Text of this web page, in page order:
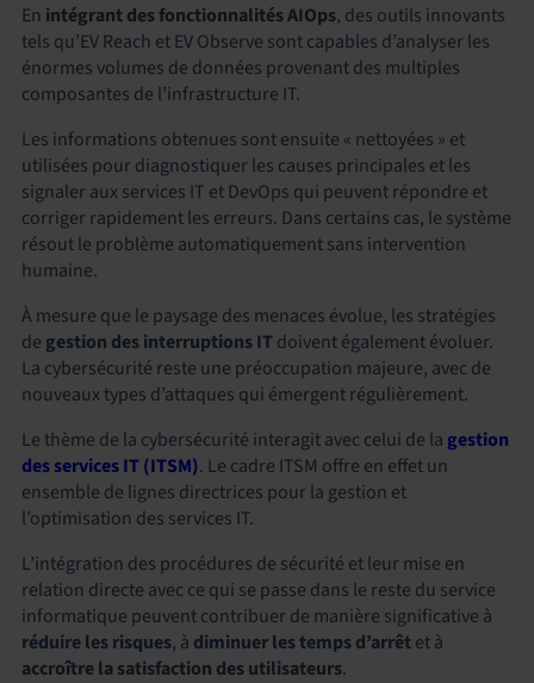
En intégrant des fonctionnalités AIOps, des outils innovants
tels qu’EV Reach et EV Observe sont capables d’analyser les
énormes volumes de données provenant des multiples
composantes de l’infrastructure IT.
Les informations obtenues sont ensuite « nettoyées » et
utilisées pour diagnostiquer les causes principales et les
signaler aux services IT et DevOps qui peuvent répondre et
corriger rapidement les erreurs. Dans certains cas, le système
résout le problème automatiquement sans intervention
humaine.
À mesure que le paysage des menaces évolue, les stratégies
de gestion des interruptions ITdoivent également évoluer.
La cybersécurité reste une préoccupation majeure, avec de
nouveaux types d’attaques qui émergent régulièrement.
Le thème de la cybersécurité interagit avec celui de la gestion
des services IT (ITSM). Le cadre ITSM offre en effet un
ensemble de lignes directrices pour la gestion et
l’optimisation des services IT.
L’intégration des procédures de sécurité et leur mise en
relation directe avec ce qui se passe dans le reste du service
informatique peuvent contribuer de manière significative à
réduire les risques, à diminuer les temps d’arrêtet à
accroître la satisfaction des utilisateurs.